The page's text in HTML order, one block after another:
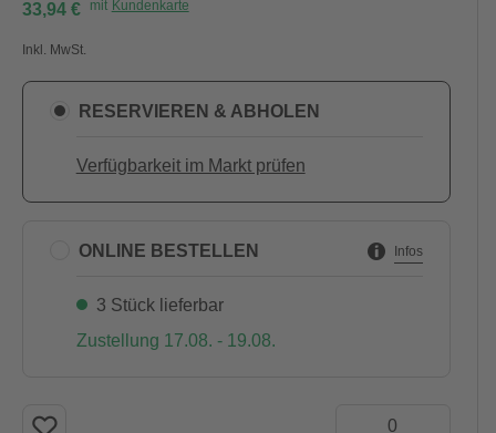
33,94 € mit Kundenkarte
Inkl. MwSt.
RESERVIEREN & ABHOLEN
Verfügbarkeit im Markt prüfen
ONLINE BESTELLEN Infos
3 Stück lieferbar
Zustellung 17.08. - 19.08.